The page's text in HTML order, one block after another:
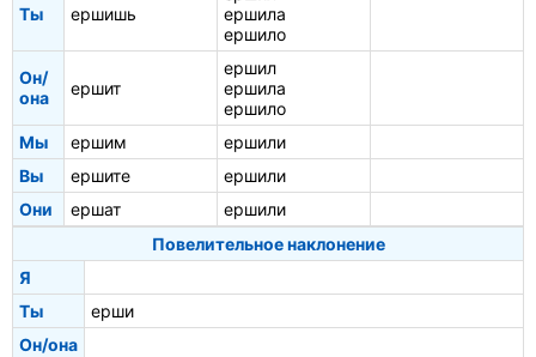
Ты ершишь
ершила
ершило
Он/
она
ершит
ершил
ершила
ершило
Мы
ершим
ершили
Вы
ершите
ершили
Они
ершат
ершили
Повелительное наклонение
Я
Ты
ерши
Он/она